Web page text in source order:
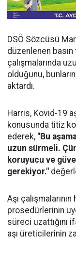
DSÖ Sözcüsü
düzenlenen basın
çalışmalarında
olduğunu,
aktardı.
Harris, Kovid-19
konusunda titiz
ederek, "Bu
uzun sürmeli.
koruyucu ve
gerekiyor."
Aşı
prosedürlerinin
süreci uzattığını
aşı üreticilerinin